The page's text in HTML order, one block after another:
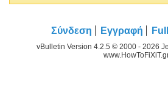
Σύνδεση Εγγραφή
vBulletin Version 4.2.5 © 2000 - 2026